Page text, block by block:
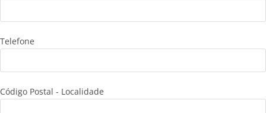
Telefone
Código Postal - Localidade